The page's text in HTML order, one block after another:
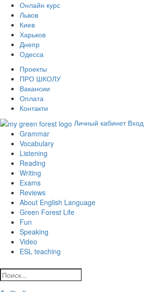
Онлайн курс
Львов
Киев
Харьков
Днепр
Одесса
Проекты
ПРО ШКОЛУ
Вакансии
Оплата
Контакти
Личный кабинет Вход
Grammar
Vocabulary
Listening
Reading
Writing
Exams
Reviews
About English Language
Green Forest Life
Fun
Speaking
Video
ESL teaching